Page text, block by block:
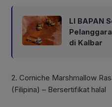
LI BAPAN
di Kalbar
2. Corniche Marshmallow
(Filipina) – Bersertifikat halal